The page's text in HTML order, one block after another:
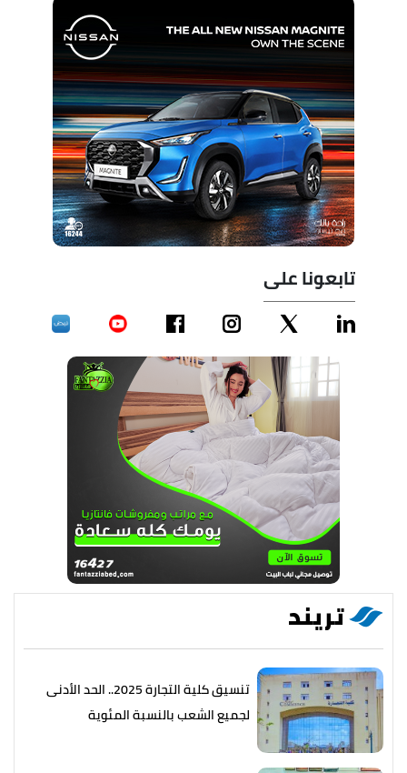
تابعونا على
تريند
تنسيق كلية التجارة 2025.. الحد الأدنى
لجميع الشعب بالنسبة المئوية